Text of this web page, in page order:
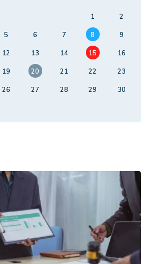
1
2
5 6 7 8
9
12 13 14 15
16
19 20 21 22
23
26 27 28 29
30